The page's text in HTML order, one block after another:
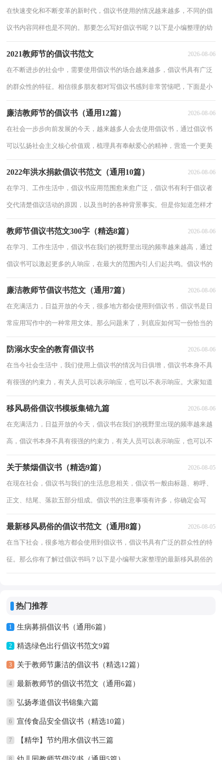
在快速变化和不断变革的新时代，倡议书使用的情况越来越多，不同的倡
议书内容同样也是不同的。那要怎么写好倡议书呢？以下是小编整理的幼
2021教师节的倡议书范文 2026-08-06
在不断进步的社会中，需要使用倡议书的场合越来越多，倡议书具有广泛
的群众性的特征。相信很多朋友都对写倡议书感到非常苦恼吧，下面是小
廉洁教师节的倡议书（通用12篇） 2026-08-06
在社会一步步向前发展的今天，越来越多人会去使用倡议书，通过倡议书
可以弘扬社会主义核心价值观，梳理具有奉献爱心的精神，营造一个更美
2022年洪水捐款倡议书范文（通用10篇） 2026-08-06
在学习、工作生活中，倡议书应用范围愈来愈广泛，倡议书有利于倡议者
交代清楚倡议活动的原因，以及当时的各种背景事实。但是你知道怎样才
教师节倡议书范文300字（精选8篇） 2026-08-06
在学习、工作生活中，倡议书在我们的视野里出现的频率越来越高，通过
倡议书可以激起更多的人响应，在最大的范围内引人们起共鸣。倡议书的
廉洁教师节倡议书范文（通用7篇） 2026-08-06
在充满活力，日益开放的今天，很多地方都会使用到倡议书，倡议书是日
常应用写作中的一种常用文体。那么问题来了，到底应如何写一份恰当的
防溺水安全的教育倡议书 2026-08-06
在当今社会生活中，我们使用上倡议书的情况与日俱增，倡议书本身不具
有很强的约束力，有关人员可以表示响应，也可以不表示响应。大家知道
移风易俗倡议书模板集锦九篇 2026-08-06
在充满活力，日益开放的今天，倡议书在我们的视野里出现的频率越来越
高，倡议书本身不具有很强的约束力，有关人员可以表示响应，也可以不
关于禁烟倡议书（精选9篇） 2026-08-05
在现在社会，倡议书与我们的生活息息相关，倡议书一般由标题、称呼、
正文、结尾、落款五部分组成。倡议书的注意事项有许多，你确定会写
最新移风易俗的倡议书范文（通用8篇） 2026-08-05
在当下社会，很多地方都会使用到倡议书，倡议书具有广泛的群众性的特
征。那么你有了解过倡议书吗？以下是小编帮大家整理的最新移风易俗的
热门推荐
1 生病募捐倡议书（通用6篇）
2 精选绿色出行倡议书范文9篇
3 关于教师节廉洁的倡议书（精选12篇）
4 最新教师节的倡议书范文（通用6篇）
5 弘扬孝道倡议书锦集六篇
6 宣传食品安全倡议书（精选10篇）
7 【精华】节约用水倡议书三篇